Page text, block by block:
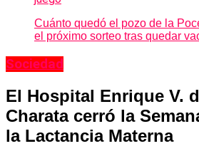
Cuánto quedó el pozo de la
el próximo sorteo tras quedar
Sociedad
El Hospital Enrique V.
Charata cerró la
la Lactancia Materna